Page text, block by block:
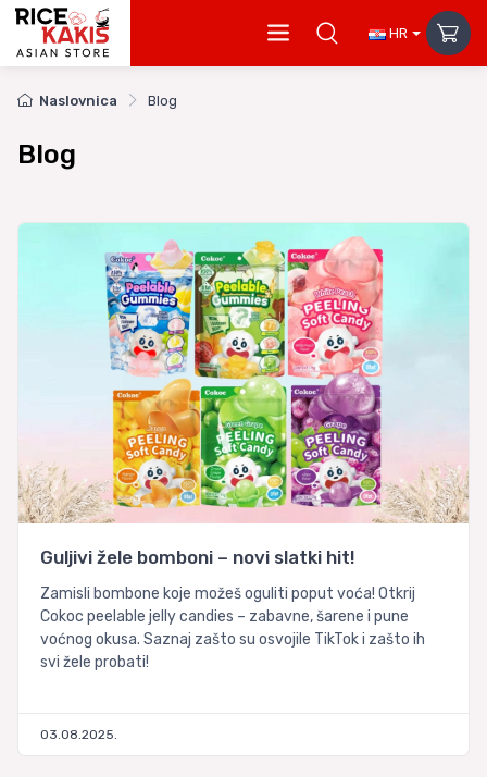
HR
Naslovnica Blog
Blog
Guljivi žele bomboni – novi slatki hit!
Zamisli bombone koje možeš oguliti poput voća! Otkrij
Cokoc peelable jelly candies – zabavne, šarene i pune
voćnog okusa. Saznaj zašto su osvojile TikTok i zašto ih
svi žele probati!
03.08.2025.